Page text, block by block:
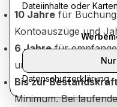
10 Jahre für
Kontoauszüge und
6 Jahrefür
und Geschäftsbriefe.
Bis zur
Minimum. Bei
Dateiinhalte oder
Datenschutzerklärung